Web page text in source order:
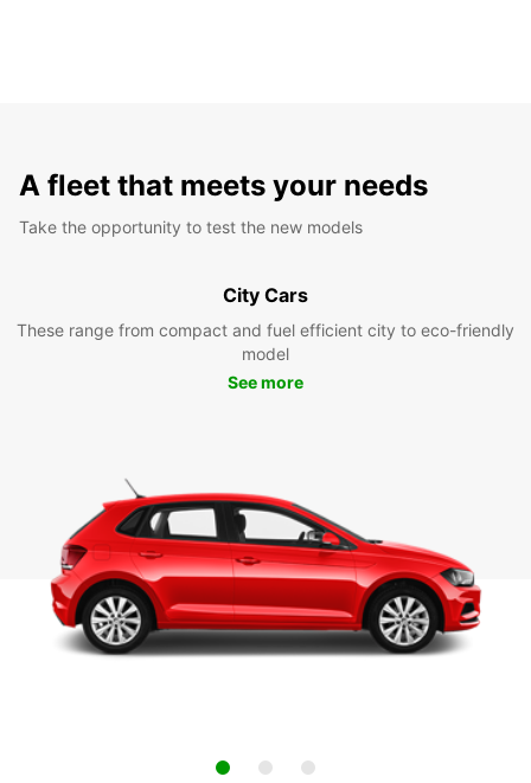
A fleet that meets your needs
Take the opportunity to test the new models
City Cars
These range from compact and fuel efficient city to eco-friendly
model
See more